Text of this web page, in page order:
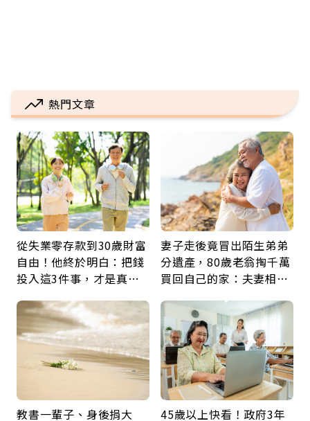
熱門文章
從失業零存款到30歲財富
自由！他終於明白：把錢
投入這3件事，才是真正
妻子走後竟冒出陌生弟弟
分遺產，80歲老翁掏千萬
買回自己的家：夫妻相守
教書一輩子、身後捐大
45歲以上快看！政府3年